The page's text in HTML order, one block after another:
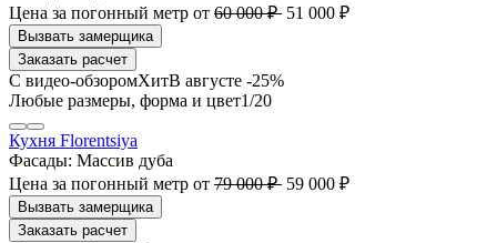
Цена за погонный метр от 60 000 ₽ 51 000 ₽
Заказать расчет
В августе -25%
1/20
Кухня Florentsiya
Фасады: Массив дуба
Цена за погонный метр от 79 000 ₽ 59 000 ₽
Заказать расчет